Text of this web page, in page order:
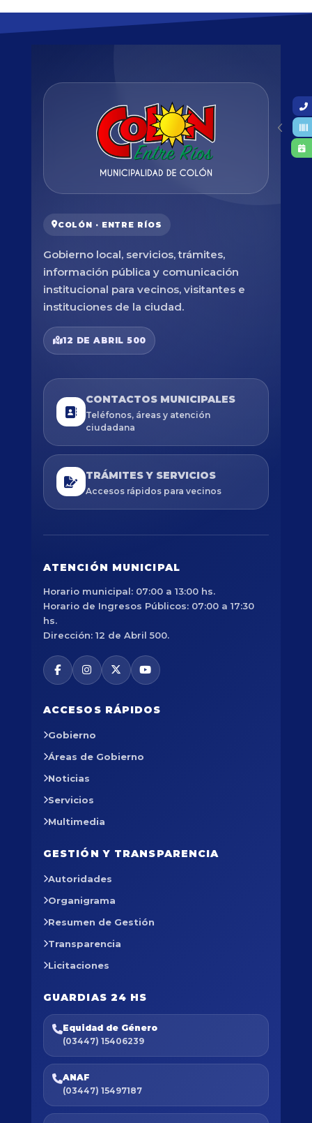
COLÓN · ENTRE RÍOS
Gobierno local, servicios, trámites,
información pública y comunicación
institucional para vecinos, visitantes e
instituciones de la ciudad.
12 DE ABRIL 500
CONTACTOS MUNICIPALES
Teléfonos, áreas y atención
ciudadana
TRÁMITES Y SERVICIOS
Accesos rápidos para vecinos
ATENCIÓN MUNICIPAL
Horario municipal: 07:00 a 13:00 hs.
Horario de Ingresos Públicos: 07:00 a 17:30
hs.
Dirección: 12 de Abril 500.
ACCESOS RÁPIDOS
Gobierno
Áreas de Gobierno
Noticias
Servicios
Multimedia
GESTIÓN Y TRANSPARENCIA
Autoridades
Organigrama
Resumen de Gestión
Transparencia
Licitaciones
GUARDIAS 24 HS
Equidad de Género
(03447) 15406239
ANAF
(03447) 15497187